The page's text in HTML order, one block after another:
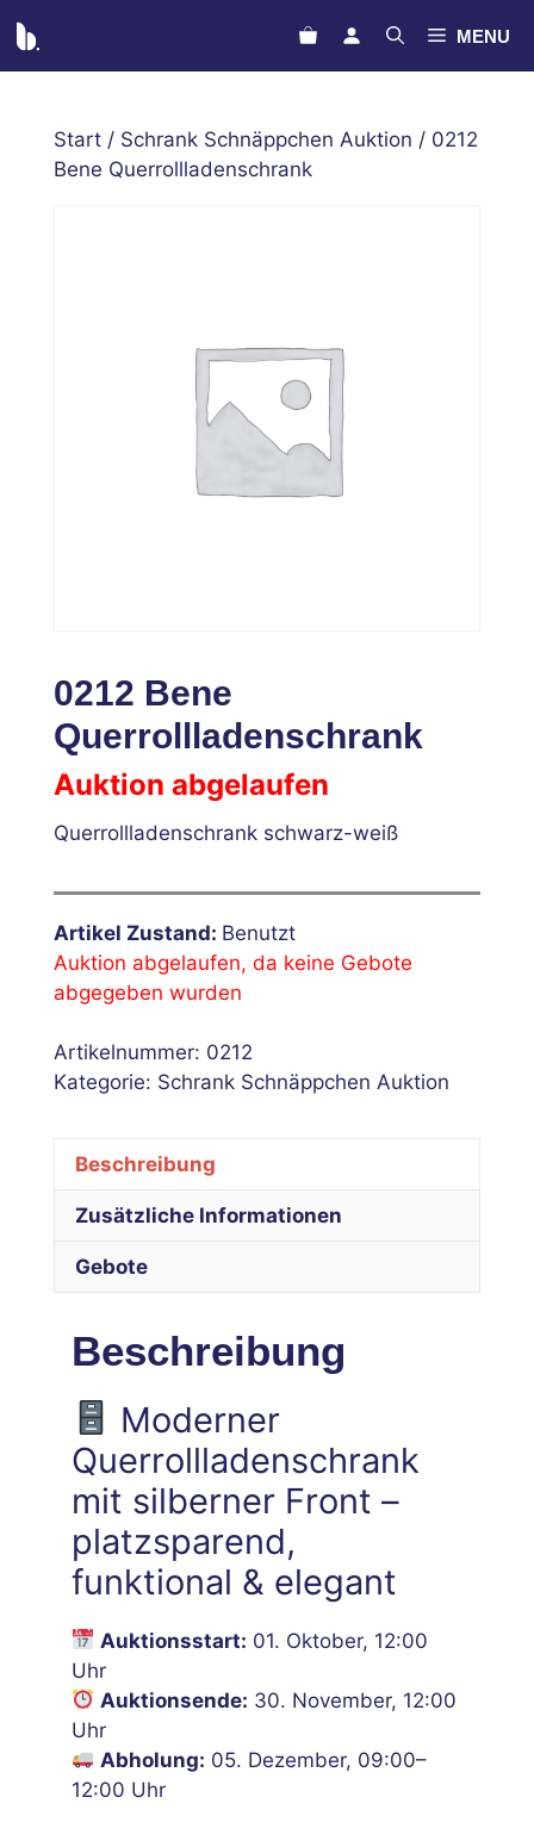
Inhalt
springen
MENU
Start / Schrank Schnäppchen Auktion / 0212
Bene Querrollladenschrank
0212 Bene
Querrollladenschrank
Auktion abgelaufen
Querrollladenschrank schwarz-weiß
Artikel Zustand: Benutzt
Auktion abgelaufen, da keine Gebote
abgegeben wurden
Artikelnummer: 0212
Kategorie: Schrank Schnäppchen Auktion
Beschreibung
Zusätzliche Informationen
Gebote
Beschreibung
Moderner
Querrollladenschrank
mit silberner Front –
platzsparend,
funktional & elegant
Auktionsstart: 01. Oktober, 12:00
Uhr
Auktionsende: 30. November, 12:00
Uhr
Abholung: 05. Dezember, 09:00–
12:00 Uhr